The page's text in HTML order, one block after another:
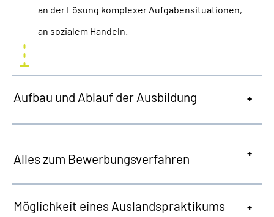
an der Lösung komplexer Aufgabensituationen,
an sozialem Handeln.
Aufbau und Ablauf der Ausbildung
Alles zum Bewerbungsverfahren
Möglichkeit eines Auslandspraktikums